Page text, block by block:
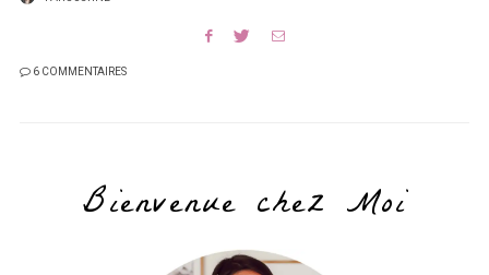
6 COMMENTAIRES
Bienvenue chez Moi